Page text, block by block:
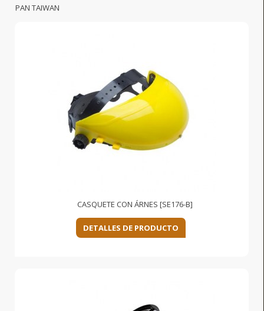
PAN TAIWAN
CASQUETE CON ÁRNES [SE176-B]
DETALLES DE PRODUCTO